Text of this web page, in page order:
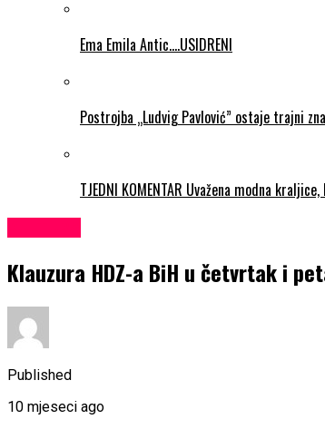
Ema Emila Antic….USIDRENI
Postrojba „Ludvig Pavlović” ostaje trajni
TJEDNI KOMENTAR Uvažena modna
Klauzura HDZ-a BiH u četvrtak i
Published
10 mjeseci ago